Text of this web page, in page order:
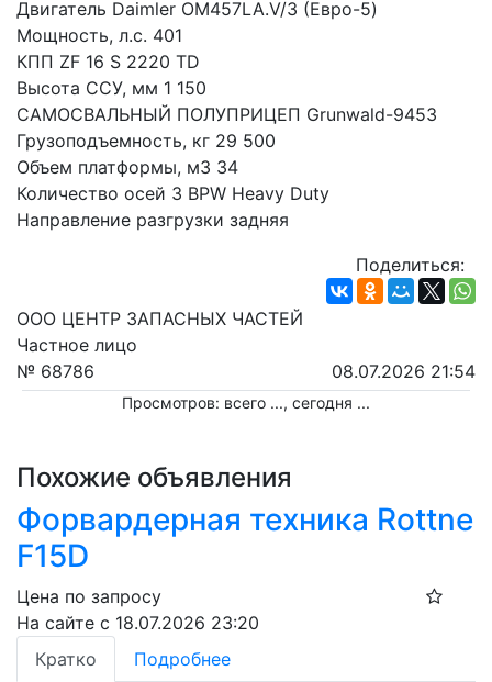
Двигатель Daimler OM457LA.V/3 (Евро-5)
Мощность, л.с. 401
КПП ZF 16 S 2220 TD
Высота ССУ, мм 1 150
САМОСВАЛЬНЫЙ ПОЛУПРИЦЕП Grunwald-9453
Грузоподъемность, кг 29 500
Объем платформы, м3 34
Количество осей 3 BPW Heavy Duty
Направление разгрузки задняя
Поделиться:
ООО ЦЕНТР ЗАПАСНЫХ ЧАСТЕЙ
Частное лицо
№ 68786
08.07.2026 21:54
Просмотров: всего ..., сегодня ...
Похожие объявления
Форвардерная техника Rottne
F15D
Цена по запросу
На сайте с 18.07.2026 23:20
Кратко
Подробнее